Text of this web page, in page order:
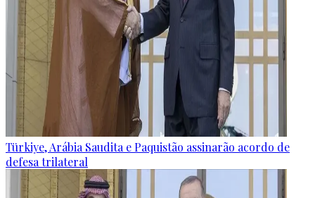
Türkiye, Arábia Saudita e Paquistão assinarão acordo de
defesa trilateral